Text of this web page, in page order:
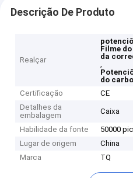
Descrição De Produto
Realçar
Filme
da
,
do
Certificação
CE
Detalhes da
embalagem
Caixa
Habilidade da fonte
50000
Lugar de origem
China
Marca
TQ